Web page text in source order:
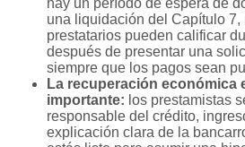
hay un período de espera de
una liquidación del Capítulo 7,
prestatarios pueden calificar
después de presentar una
siempre que los pagos sean
La recuperación económica
importante: los prestamistas
responsable del crédito,
explicación clara de la